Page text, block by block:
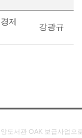
제
강광규
도서관 OAK 보급사업